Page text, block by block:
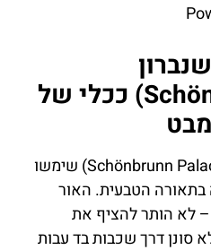
(Schönbrunn Palace) ככלי של
וילונות בארמון שנברון (Schönbrunn Palace) שימשו
הטבעית. האור
– לא הותר להציף את
סונן דרך שכבות בד עבות